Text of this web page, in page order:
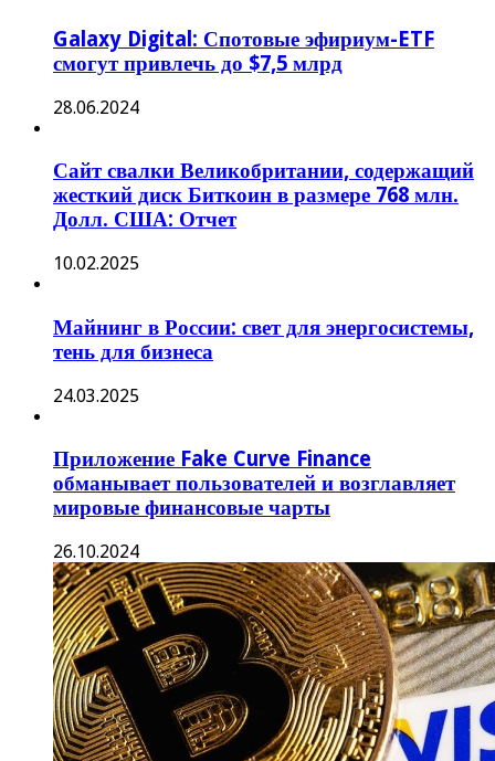
Galaxy Digital: Спотовые эфириум-ETF
смогут привлечь до $7,5 млрд
28.06.2024
Сайт свалки Великобритании, содержащий
жесткий диск Биткоин в размере 768 млн.
Долл. США: Отчет
10.02.2025
Майнинг в России: свет для энергосистемы,
тень для бизнеса
24.03.2025
Приложение Fake Curve Finance
обманывает пользователей и возглавляет
мировые финансовые чарты
26.10.2024